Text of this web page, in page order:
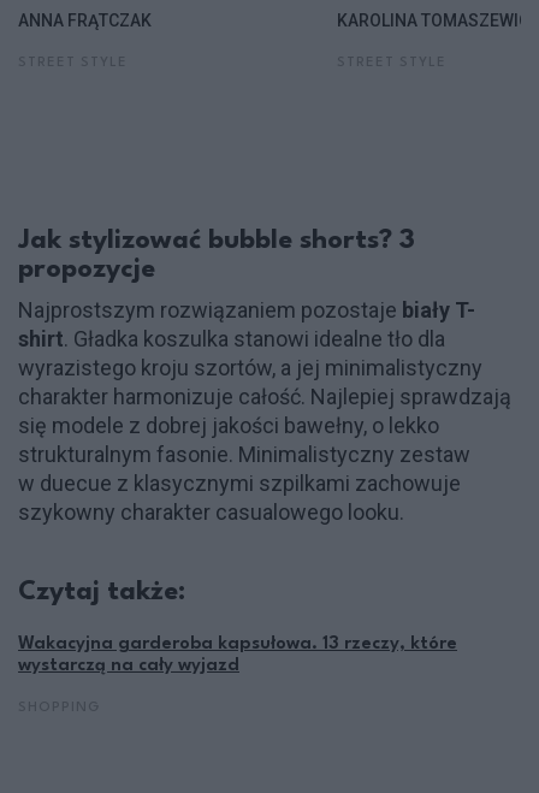
ANNA FRĄTCZAK KAROLINA TOMASZEWICZ
Jak stylizować bubble shorts? 3
propozycje
Najprostszym rozwiązaniem pozostaje biały T-
shirt. Gładka koszulka stanowi idealne tło dla
wyrazistego kroju szortów, a jej minimalistyczny
charakter harmonizuje całość. Najlepiej sprawdzają
się modele z dobrej jakości bawełny, o lekko
strukturalnym fasonie. Minimalistyczny zestaw
w duecue z klasycznymi szpilkami zachowuje
szykowny charakter casualowego looku.
Czytaj także:
Wakacyjna garderoba kapsułowa. 13 rzeczy, które
wystarczą na cały wyjazd